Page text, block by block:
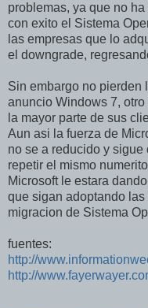
problemas, ya que no
con exito el Sistema
las empresas que lo
el downgrade,
Sin embargo no pierden
anuncio Windows 7,
la mayor parte de sus
Aun asi la fuerza de
no se a reducido y
repetir el mismo
Microsoft le estara
que sigan adoptando
migracion de Sistema
fuentes:
http://
http://